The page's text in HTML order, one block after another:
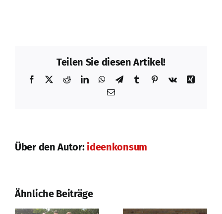
Teilen Sie diesen Artikel!
Facebook RedditLinkedInWhatsApp
TelegramTumblrPinterestVk
Xing
E-
Über den Autor: ideenkonsum
Ähnliche Beiträge
Prüfungswochenende
in Strausberg!
Nach der